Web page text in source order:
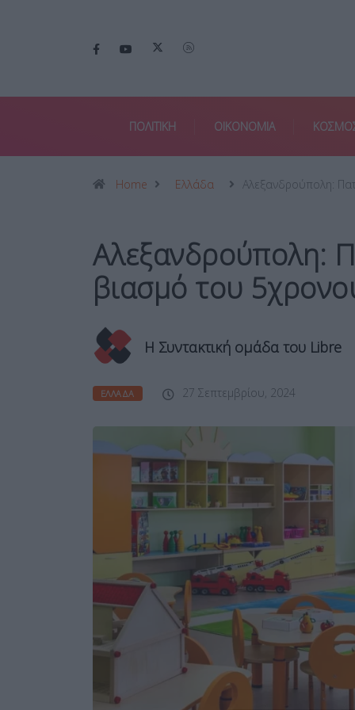
ΠΟΛΙΤΙΚΗ ΟΙΚΟΝΟΜΙΑ
Home Ελλάδα Αλεξανδρούπολη:
Αλεξανδρούπολη:
βιασμό του
Η Συντακτική ομάδα του Libre
ΕΛΛΆΔΑ 27 Σεπτεμβρίου, 2024